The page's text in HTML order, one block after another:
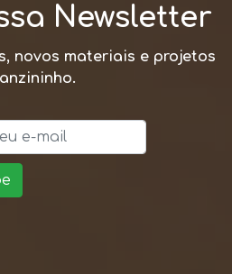
Newsletter
novos materiais e projetos